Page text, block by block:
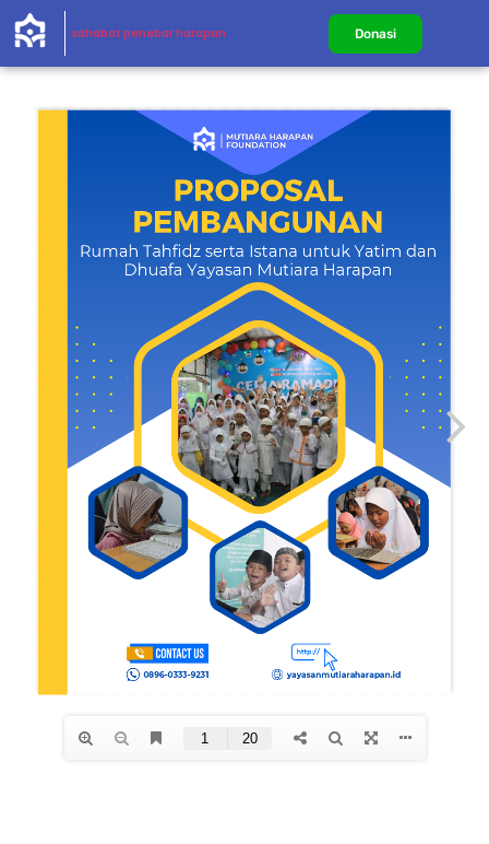
sahabat penebar harapan Donasi